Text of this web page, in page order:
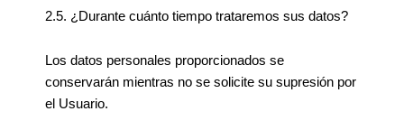
2.5. ¿Durante cuánto tiempo trataremos sus datos?
Los datos personales proporcionados se
conservarán mientras no se solicite su supresión por
el Usuario.